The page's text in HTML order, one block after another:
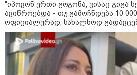
"იპოვონ ერთი გოგონა, ვისაც გიგა
ავიწროებდა - თუ გამოჩნდება 10
ოფიციალურად, სახალხოდ
განცხადებას ავრცელებს